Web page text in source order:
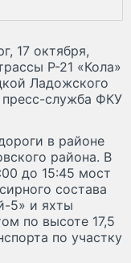
17 октября,
Р-21 «Кола»
Ладожского
служба ФКУ
в районе
района. В
до 15:45 мост
состава
5» и яхты
по высоте 17,5
по участку